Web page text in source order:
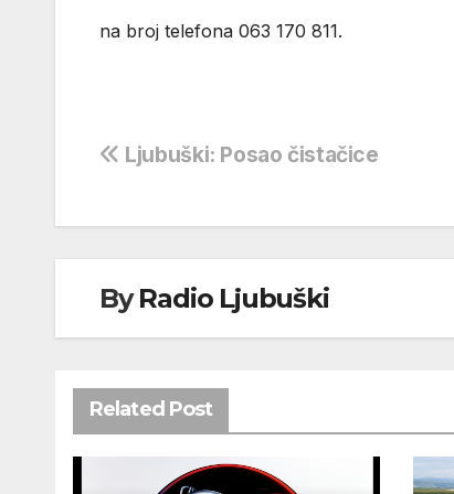
na broj telefona 063 170 811.
Navigacija
Ljubuški: Posao čistačice
ByRadio Ljubuški
Related Post